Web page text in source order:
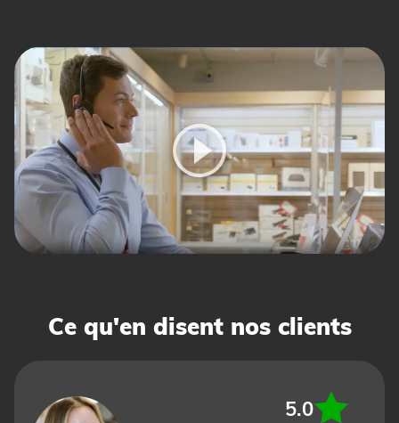
Ce qu'en disent nos clients
5.0